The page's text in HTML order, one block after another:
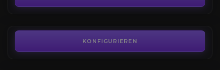
KONFIGURIEREN